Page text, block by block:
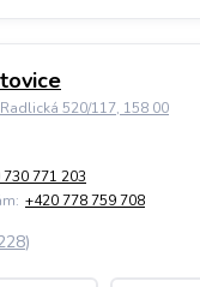
520/117, 158 00
771 203
+420 778 759 708
)